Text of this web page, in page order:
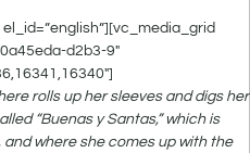
d2b3-9″
rolls up her sleeves and digs her
“Buenas y Santas,” which is
where she comes up with the